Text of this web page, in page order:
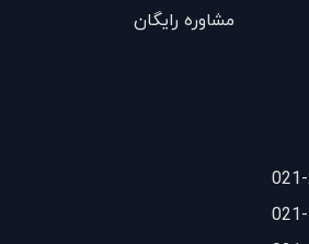
مشاوره رایگان